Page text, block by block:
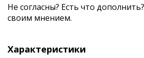
Не согласны? Есть что
своим мнением.
Характеристики